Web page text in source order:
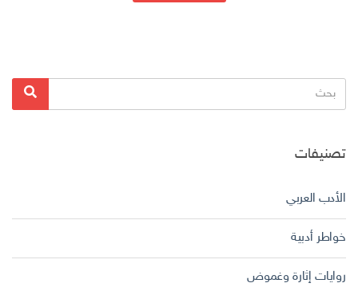
البحث
عن:
بحث
تصنيفات
الأدب العربي
خواطر أدبية
روايات إثارة وغموض